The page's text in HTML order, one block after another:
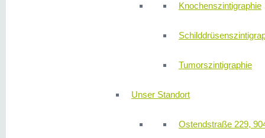
Knochenszintigraphie
Tumorszintigraphie
Unser Standort
Ostendstraße 229,